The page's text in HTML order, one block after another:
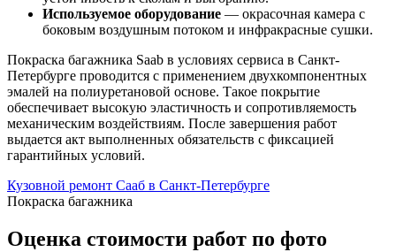
Используемое оборудование — окрасочная камера с
боковым воздушным потоком и инфракрасные сушки.
Покраска багажника Saab в условиях сервиса в Санкт-
Петербурге проводится с применением двухкомпонентных
эмалей на полиуретановой основе. Такое покрытие
обеспечивает высокую эластичность и сопротивляемость
механическим воздействиям. После завершения работ
выдается акт выполненных обязательств с фиксацией
гарантийных условий.
Кузовной ремонт Сааб в Санкт-Петербурге
Покраска багажника
Оценка стоимости работ по фото